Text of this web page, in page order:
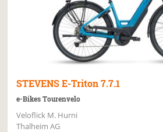
STEVENS E-Triton 7.7.1
e-Bikes Tourenvelo
Veloflick M. Hurni
Thalheim AG